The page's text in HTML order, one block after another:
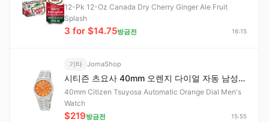
12-Pk 12-Oz Canada Dry Cherry Ginger Ale Fruit
Splash
3 for $14.75방금전 16:15
기타 JomaShop
시티즌 츠요사 40mm 오렌지 다이얼 자동 남성용 시계 (NJ0151-88Z)
40mm Citizen Tsuyosa Automatic Orange Dial Men's
Watch
$219방금전 15:55